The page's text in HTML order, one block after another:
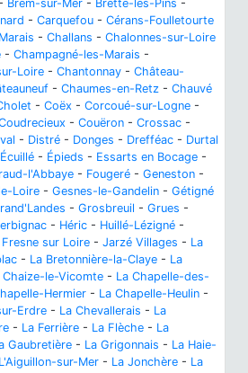
- Brem-sur-Mer - Brette-les-Pins -
- Carquefou - Cérans-Foulletourte
- Challans - Chalonnes-sur-Loire
- Champagné-les-Marais -
Loire - Chantonnay - Château-
- Chaumes-en-Retz - Chauvé
- Coëx - Corcoué-sur-Logne -
- Couëron - Crossac -
- Distré - Donges - Drefféac - Durtal
Écuillé - Épieds - Essarts en Bocage -
l'Abbaye - Fougeré - Geneston -
Loire - Gesnes-le-Gandelin - Gétigné
- Grosbreuil - Grues -
- Héric - Huillé-Lézigné -
sur Loire - Jarzé Villages - La
- La Bretonnière-la-Claye - La
Chaize-le-Vicomte - La Chapelle-des-
Hermier - La Chapelle-Heulin -
Erdre - La Chevallerais - La
- La Ferrière - La Flèche - La
Gaubretière - La Grigonnais - La Haie-
L'Aiguillon-sur-Mer - La Jonchère - La